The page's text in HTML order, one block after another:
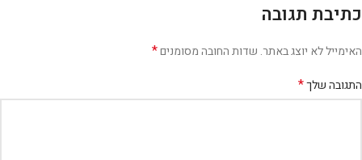
כתיבת תגובה
האימייל לא יוצג באתר. שדות החובה מסומנים*
התגובה שלך*